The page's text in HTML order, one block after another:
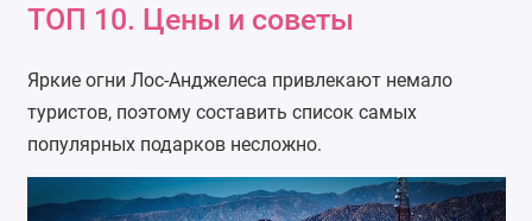
ТОП 10. Цены и советы
Яркие огни Лос-Анджелеса привлекают немало
туристов, поэтому составить список самых
популярных подарков несложно.